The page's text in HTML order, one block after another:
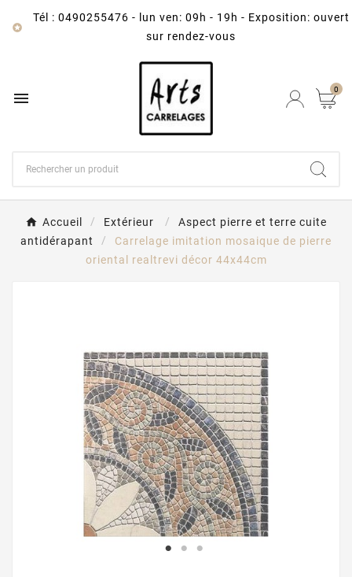

Tél : 0490255476 -
lun ven: 09h - 19h - Exposition: ouvert
sur rendez-vous
 0
Accueil Extérieur
Aspect pierre et terre cuite
antidérapant
Carrelage imitation mosaique de pierre
oriental realtrevi décor 44x44cm